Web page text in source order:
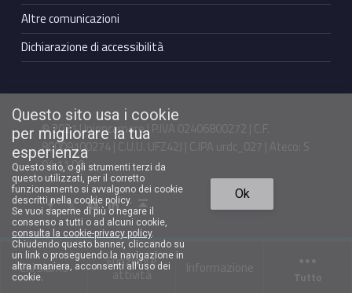
Chi siamo Funzioni e
attività Informazione
Tutto
Altre comunicazioni
Dichiarazione di accessibilità
© 2021 Unioncamere | P.IVA 02406800272 | C.F.
80009100274 | C.U.U. UFZ42J | C.IPA urdc_027 | Ateco: S
94.11.00
Facebook Unioncamere VenetoTwitter Unioncamere VenetoYoutube Unioncamere VenetoLinkedin Unioncamere Veneto Torna in cima ↑
Questo sito usa i cookie
per migliorare la tua
esperienza
Questo sito, o gli strumenti terzi da
questo utilizzati, per il corretto
funzionamento si avvalgono dei cookie
descritti nella cookie policy.
Se vuoi saperne di più o negare il
consenso a tutti o ad alcuni cookie,
consulta la cookie-privacy policy.
Chiudendo questo banner, cliccando su
un link o proseguendo la navigazione in
altra maniera, acconsenti all’uso dei
cookie.
Ok